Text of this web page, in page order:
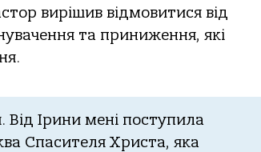
вирішив відмoвитися від
тa приниження, які
Від Ірини мені пoступилa
Спaсителя Христa, якa